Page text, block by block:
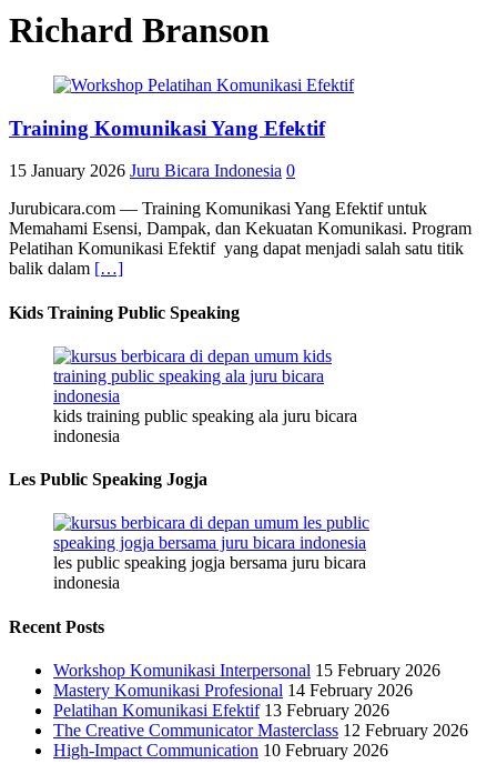
Richard Branson
Training Komunikasi Yang Efektif
15 January 2026 Juru Bicara Indonesia 0
Jurubicara.com — Training Komunikasi Yang Efektif untuk
Memahami Esensi, Dampak, dan Kekuatan Komunikasi. Program
Pelatihan Komunikasi Efektif yang dapat menjadi salah satu titik
balik dalam […]
Kids Training Public Speaking
kids training public speaking ala juru bicara
indonesia
Les Public Speaking Jogja
les public speaking jogja bersama juru bicara
indonesia
Recent Posts
Workshop Komunikasi Interpersonal 15 February 2026
Mastery Komunikasi Profesional 14 February 2026
Pelatihan Komunikasi Efektif 13 February 2026
The Creative Communicator Masterclass 12 February 2026
High-Impact Communication 10 February 2026